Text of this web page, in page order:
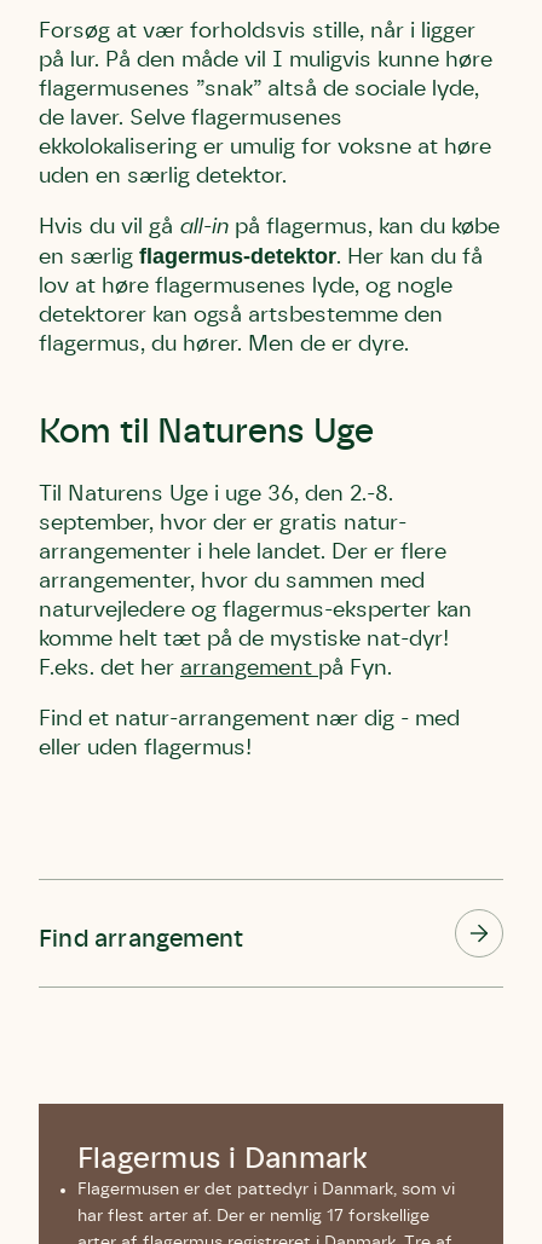
Forsøg at vær forholdsvis stille, når i ligger
på lur. På den måde vil I muligvis kunne høre
flagermusenes ”snak” altså de sociale lyde,
de laver. Selve flagermusenes
ekkolokalisering er umulig for voksne at høre
uden en særlig detektor.
Hvis du vil gå all-in på flagermus, kan du købe
en særlig flagermus-detektor. Her kan du få
lov at høre flagermusenes lyde, og nogle
detektorer kan også artsbestemme den
flagermus, du hører. Men de er dyre.
Kom til Naturens Uge
Til Naturens Uge i uge 36, den 2.-8.
september, hvor der er gratis natur-
arrangementer i hele landet. Der er flere
arrangementer, hvor du sammen med
naturvejledere og flagermus-eksperter kan
komme helt tæt på de mystiske nat-dyr!
F.eks. det her arrangement på Fyn.
Find et natur-arrangement nær dig - med
eller uden flagermus!
Find arrangement
Flagermus i Danmark
Flagermusen er det pattedyr i Danmark, som vi
har flest arter af. Der er nemlig 17 forskellige